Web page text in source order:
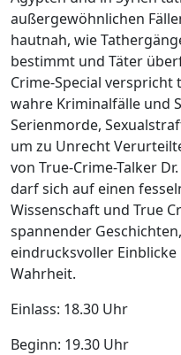
außergewöhnlichen
hautnah, wie
bestimmt und Täter
Crime-Special
wahre Kriminalfälle und
Serienmorde,
um zu Unrecht
von True-Crime-Talker
darf sich auf einen
Wissenschaft und True
spannender
eindrucksvoller
Wahrheit.
Einlass: 18.30 Uhr
Beginn: 19.30 Uhr